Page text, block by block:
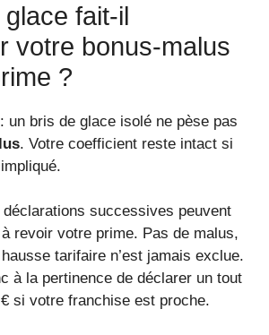
fait-il
votre bonus-malus
?
: un bris de glace isolé ne pèse pas
. Votre coefficient reste intact si
successives peuvent
revoir votre prime. Pas de malus,
tarifaire n’est jamais exclue.
à la pertinence de déclarer un tout
si votre franchise est proche.